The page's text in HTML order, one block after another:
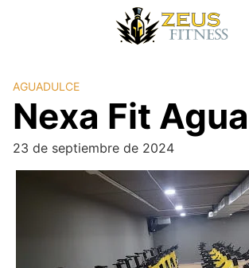
AGUADULCE
Nexa Fit
23 de septiembre de 2024